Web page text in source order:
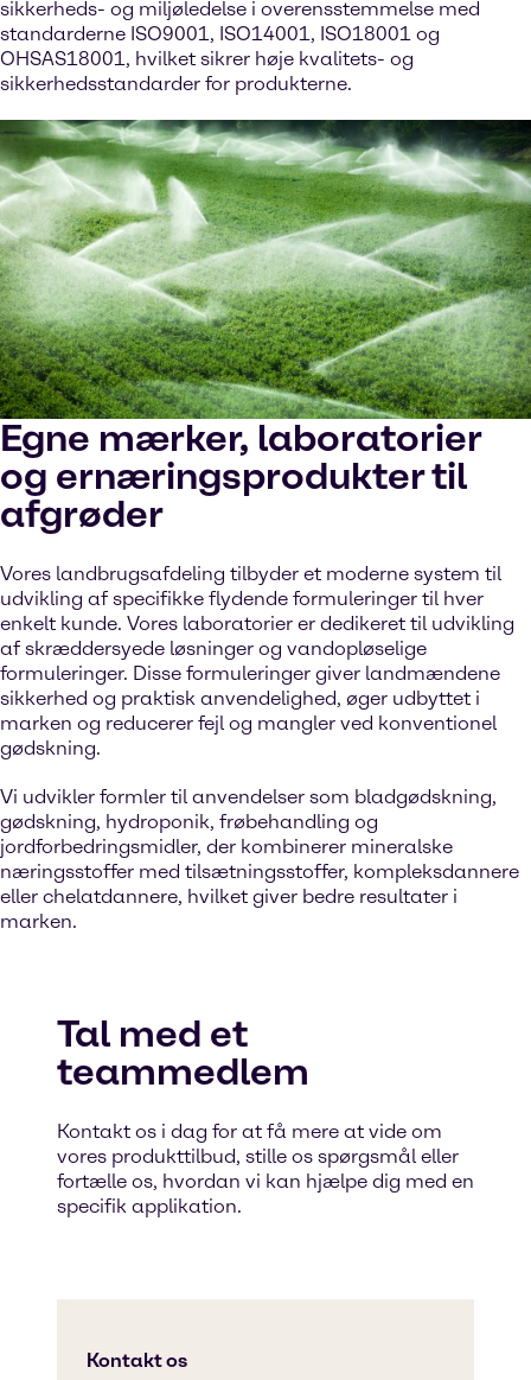
sikkerheds- og miljøledelse i overensstemmelse med
standarderne ISO9001, ISO14001, ISO18001 og
OHSAS18001, hvilket sikrer høje kvalitets- og
sikkerhedsstandarder for produkterne.
Egne mærker, laboratorier
og ernæringsprodukter til
afgrøder
Vores landbrugsafdeling tilbyder et moderne system til
udvikling af specifikke flydende formuleringer til hver
enkelt kunde. Vores laboratorier er dedikeret til udvikling
af skræddersyede løsninger og vandopløselige
formuleringer. Disse formuleringer giver landmændene
sikkerhed og praktisk anvendelighed, øger udbyttet i
marken og reducerer fejl og mangler ved konventionel
gødskning.
Vi udvikler formler til anvendelser som bladgødskning,
gødskning, hydroponik, frøbehandling og
jordforbedringsmidler, der kombinerer mineralske
næringsstoffer med tilsætningsstoffer, kompleksdannere
eller chelatdannere, hvilket giver bedre resultater i
marken.
Tal med et
teammedlem
Kontakt os i dag for at få mere at vide om
vores produkttilbud, stille os spørgsmål eller
fortælle os, hvordan vi kan hjælpe dig med en
specifik applikation.